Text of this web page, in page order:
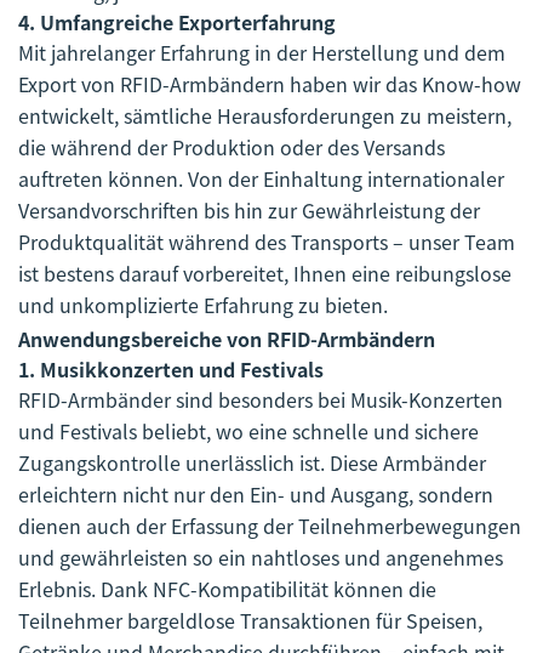
4. Umfangreiche Exporterfahrung
Mit jahrelanger Erfahrung in der Herstellung und dem
Export von RFID-Armbändern haben wir das Know-how
entwickelt, sämtliche Herausforderungen zu meistern,
die während der Produktion oder des Versands
auftreten können. Von der Einhaltung internationaler
Versandvorschriften bis hin zur Gewährleistung der
Produktqualität während des Transports – unser Team
ist bestens darauf vorbereitet, Ihnen eine reibungslose
und unkomplizierte Erfahrung zu bieten.
Anwendungsbereiche von RFID-Armbändern
1. Musikkonzerten und Festivals
RFID-Armbänder sind besonders bei Musik-Konzerten
und Festivals beliebt, wo eine schnelle und sichere
Zugangskontrolle unerlässlich ist. Diese Armbänder
erleichtern nicht nur den Ein- und Ausgang, sondern
dienen auch der Erfassung der Teilnehmerbewegungen
und gewährleisten so ein nahtloses und angenehmes
Erlebnis. Dank NFC-Kompatibilität können die
Teilnehmer bargeldlose Transaktionen für Speisen,